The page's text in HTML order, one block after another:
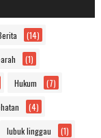
(14)
(1)
Hukum (7)
(4)
lubuk linggau (1)